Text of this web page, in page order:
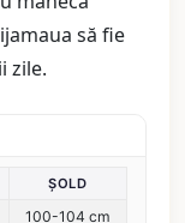
să fie
zile.
ȘOLD
100-104 cm